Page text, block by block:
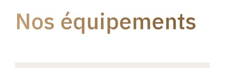
Nos équipements